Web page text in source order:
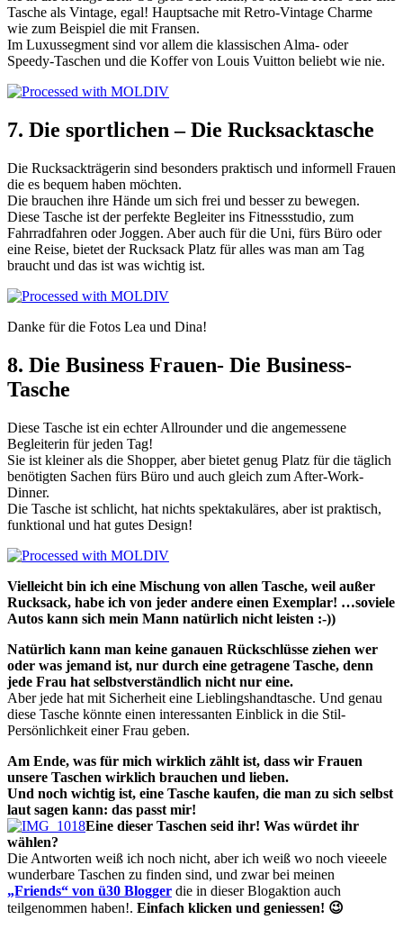
Tasche als Vintage, egal! Hauptsache mit Retro-Vintage Charme
wie zum Beispiel die mit Fransen.
Im Luxussegment sind vor allem die klassischen Alma- oder
Speedy-Taschen und die Koffer von Louis Vuitton beliebt wie nie.
7. Die sportlichen – Die Rucksacktasche
Die Rucksackträgerin sind besonders praktisch und informell Frauen
die es bequem haben möchten.
Die brauchen ihre Hände um sich frei und besser zu bewegen.
Diese Tasche ist der perfekte Begleiter ins Fitnessstudio, zum
Fahrradfahren oder Joggen. Aber auch für die Uni, fürs Büro oder
eine Reise, bietet der Rucksack Platz für alles was man am Tag
braucht und das ist was wichtig ist.
Danke für die Fotos Lea und Dina!
8. Die Business Frauen- Die Business-
Tasche
Diese Tasche ist ein echter Allrounder und die angemessene
Begleiterin für jeden Tag!
Sie ist kleiner als die Shopper, aber bietet genug Platz für die täglich
benötigten Sachen fürs Büro und auch gleich zum After-Work-
Dinner.
Die Tasche ist schlicht, hat nichts spektakuläres, aber ist praktisch,
funktional und hat gutes Design!
Vielleicht bin ich eine Mischung von allen Tasche, weil außer
Rucksack, habe ich von jeder andere einen Exemplar! …soviele
Autos kann sich mein Mann natürlich nicht leisten :-))
Natürlich kann man keine ganauen Rückschlüsse ziehen wer
oder was jemand ist, nur durch eine getragene Tasche, denn
jede Frau hat selbstverständlich nicht nur eine.
Aber jede hat mit Sicherheit eine Lieblingshandtasche. Und genau
diese Tasche könnte einen interessanten Einblick in die Stil-
Persönlichkeit einer Frau geben.
Am Ende, was für mich wirklich zählt ist, dass wir Frauen
unsere Taschen wirklich brauchen und lieben.
Und noch wichtig ist, eine Tasche kaufen, die man zu sich selbst
laut sagen kann: das passt mir!
Eine dieser Taschen seid ihr! Was würdet ihr
wählen?
Die Antworten weiß ich noch nicht, aber ich weiß wo noch vieeele
wunderbare Taschen zu finden sind, und zwar bei meinen
„Friends“ von ü30 Blogger die in dieser Blogaktion auch
teilgenommen haben!. Einfach klicken und geniessen! 😉